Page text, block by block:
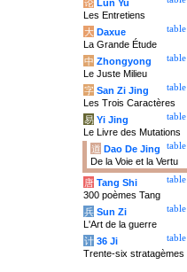
论 Lun Yu
Les Entretiens
table
大 Daxue
La Grande Étude
table
中 Zhongyong
Le Juste Milieu
table
字 San Zi Jing
Les Trois Caractères
table
易 Yi Jing
Le Livre des Mutations
table
道 Dao De Jing
De la Voie et la Vertu
table
唐 Tang Shi
300 poèmes Tang
table
兵 Sun Zi
L'Art de la guerre
table
计 36 Ji
Trente-six stratagèmes